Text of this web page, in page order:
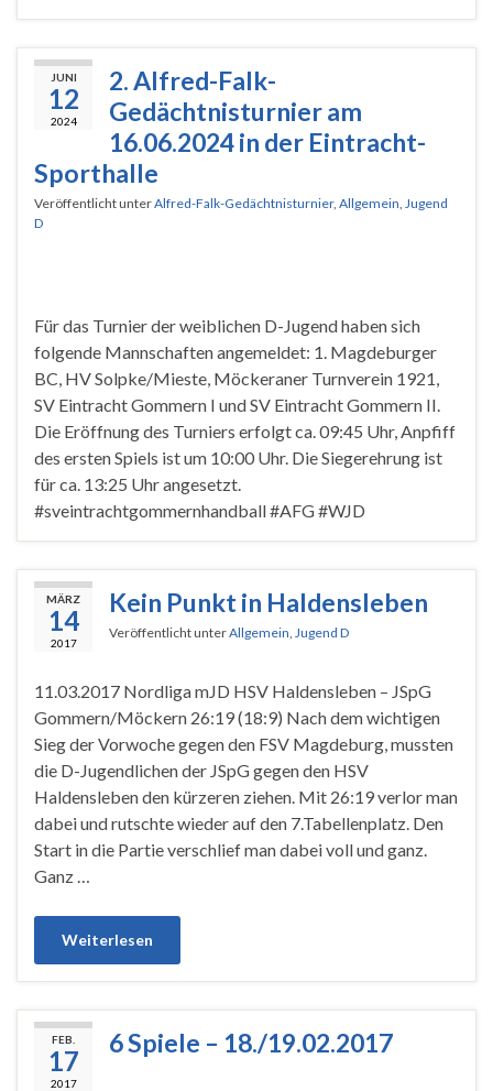
JUNI
12
2024
2. Alfred-Falk-
Gedächtnisturnier am
16.06.2024 in der Eintracht-
Sporthalle
Veröffentlicht unterAlfred-Falk-Gedächtnisturnier, Allgemein Jugend
D
Für das Turnier der weiblichen D-Jugend haben sich
folgende Mannschaften angemeldet: 1. Magdeburger
BC, HV Solpke/Mieste, Möckeraner Turnverein 1921,
SV Eintracht Gommern I und SV Eintracht Gommern II.
Die Eröffnung des Turniers erfolgt ca. 09:45 Uhr, Anpfiff
des ersten Spiels ist um 10:00 Uhr. Die Siegerehrung ist
für ca. 13:25 Uhr angesetzt.
#sveintrachtgommernhandball #AFG #WJD
MÄRZ
14
2017
Kein Punkt in Haldensleben
Veröffentlicht unterAllgemein Jugend D
11.03.2017 Nordliga mJD HSV Haldensleben – JSpG
Gommern/Möckern 26:19 (18:9) Nach dem wichtigen
Sieg der Vorwoche gegen den FSV Magdeburg, mussten
die D-Jugendlichen der JSpG gegen den HSV
Haldensleben den kürzeren ziehen. Mit 26:19 verlor man
dabei und rutschte wieder auf den 7.Tabellenplatz. Den
Start in die Partie verschlief man dabei voll und ganz.
Ganz …
Weiterlesen
FEB.
17
2017
6 Spiele – 18./19.02.2017